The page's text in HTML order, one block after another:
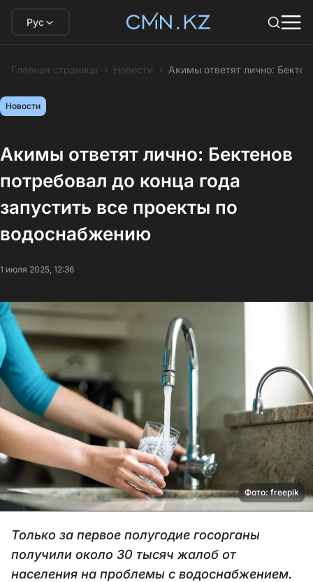
Рус
Главная страница Новости Акимы ответят лично:
Новости
Акимы ответят лично: Бектенов
потребовал до конца года
запустить все проекты по
водоснабжению
1 июля 2025, 12:36
Фото: freepik
Только за первое полугодие госорганы
получили около 30 тысяч жалоб от
населения на проблемы с водоснабжением.